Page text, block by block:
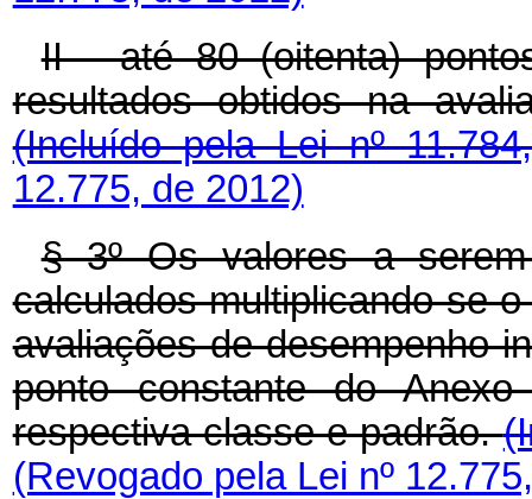
II - até 80 (oitenta)
resultados obtidos na
(Incluído pela Lei nº
12.775, de 2012)
§ 3º Os valores a
calculados multiplicando-se
avaliações de desempenho
ponto constante do
respectiva classe e padrão.
(Revogado pela Lei nº